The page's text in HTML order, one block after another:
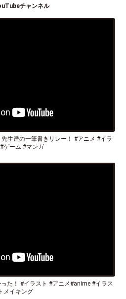
チャンネル
生達の一筆書きリレー！ #アニメ #イラ
ゲーム #マンガ
た！ #イラスト #アニメ#anime #イラス
トメイキング